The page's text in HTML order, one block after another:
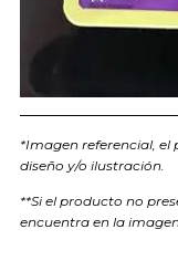
*Imagen referencial,
diseño y/o ilustración.
**Si el producto no
encuentra en la